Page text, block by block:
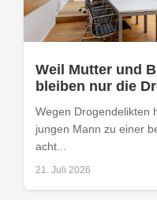
Weil Mutter und
bleiben nur die
Wegen Drogendelikten
jungen Mann zu einer
acht...
21. Juli 2026